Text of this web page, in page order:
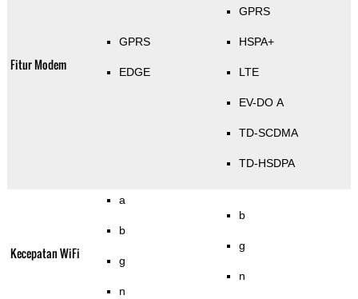
Fitur Modem
GPRS
EDGE
GPRS
HSPA+
LTE
EV-DO A
TD-SCDMA
TD-HSDPA
Kecepatan WiFi
a
b
g
n
b
g
n